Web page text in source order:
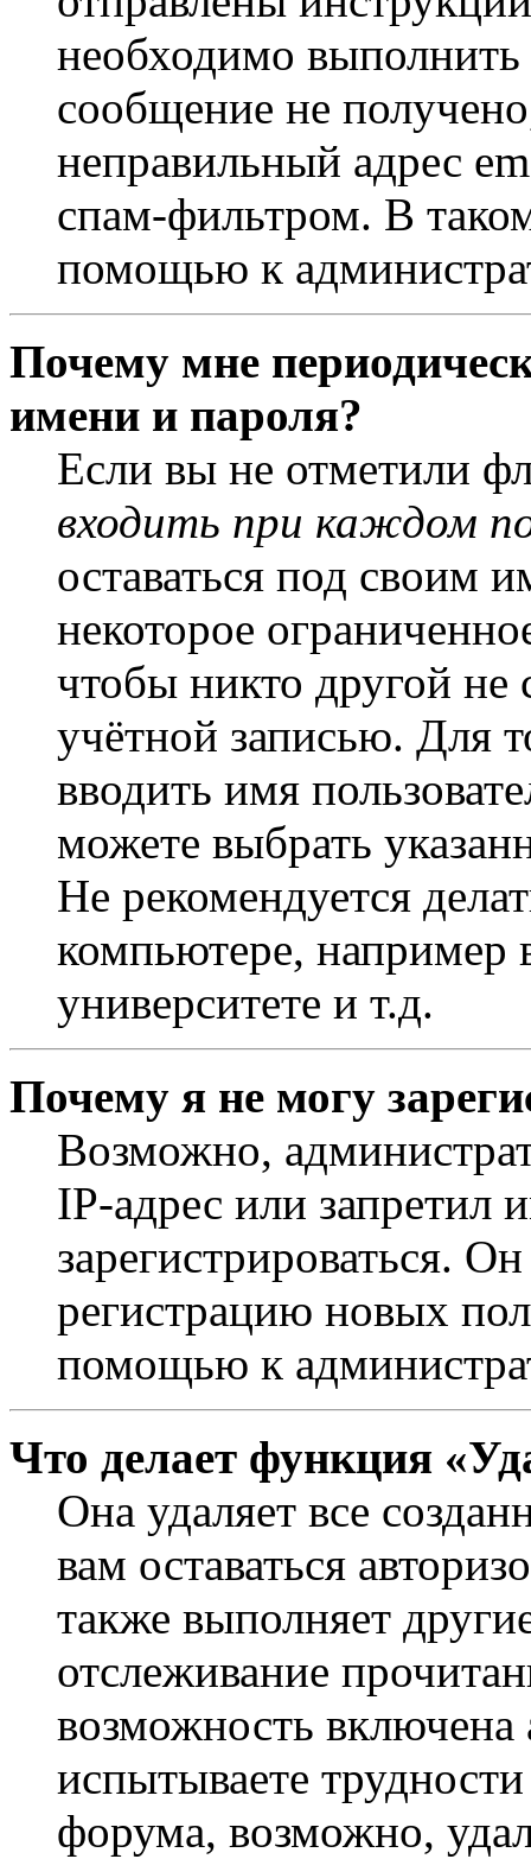
необходимо
сообщение не
неправильный адрес
спам-фильтром. В
помощью к
Почему мне
имени и пароля?
Если вы не отметили
входить при каждом
оставаться под своим
некоторое
чтобы никто другой не
учётной записью. Для
вводить имя
можете выбрать
Не рекомендуется
компьютере, например
университете и т.д.
Почему я не могу
Возможно,
IP-адрес или запретил
зарегистрироваться.
регистрацию новых
помощью к
Что делает функция
Она удаляет все
вам оставаться
также выполняет
отслеживание
возможность
испытываете
форума, возможно,